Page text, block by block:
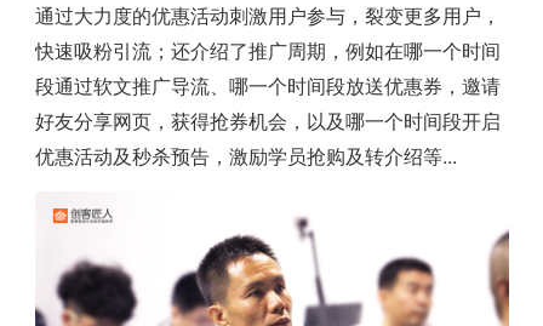
通过大力度的优惠活动刺激用户参与，裂变更多用户，
快速吸粉引流；还介绍了推广周期，例如在哪一个时间
段通过软文推广导流、哪一个时间段放送优惠券，邀请
好友分享网页，获得抢券机会，以及哪一个时间段开启
优惠活动及秒杀预告，激励学员抢购及转介绍等...